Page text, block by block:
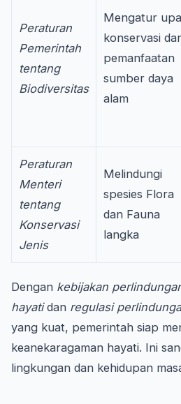
Peraturan
Pemerintah
tentang
Biodiversitas
Mengatur
konservasi
pemanfaatan
sumber daya
alam
Peraturan
Menteri
tentang
Konservasi
Jenis
Melindungi
spesies Flora
dan Fauna
langka
Dengan kebijakan
hayatidan regulasi
yang kuat, pemerintah siap
keanekaragaman hayati. Ini
lingkungan dan kehidupan